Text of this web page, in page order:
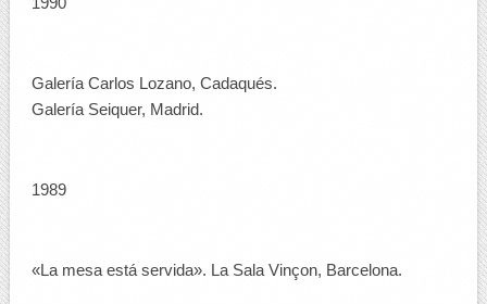
Galería Carlos Lozano, Cadaqués.
Galería Seiquer, Madrid.
1989
«La mesa está servida». La Sala Vinçon, Barcelona.